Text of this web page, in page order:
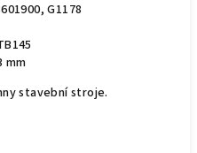
G1178
mm
stavební stroje.